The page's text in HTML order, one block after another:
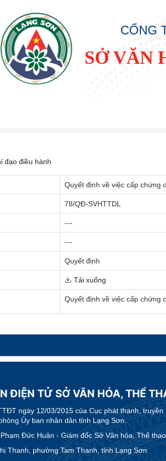
CỔNG
SỞ VĂN
đạo điều hành
Quyết định về việc cấp chứng
78/QĐ-SVHTTDL
---
---
Quyết định
Tải xuống
Quyết định về việc cấp chứng
ĐIỆN TỬ SỞ VĂN HÓA, THỂ
ngày 12/03/2015 của Cục phát thanh,
Ủy ban nhân dân tỉnh Lạng Sơn.
Đức Huân - Giám đốc Sở Văn hóa, Thể
Thanh, phường Tam Thanh, tỉnh Lạng Sơn